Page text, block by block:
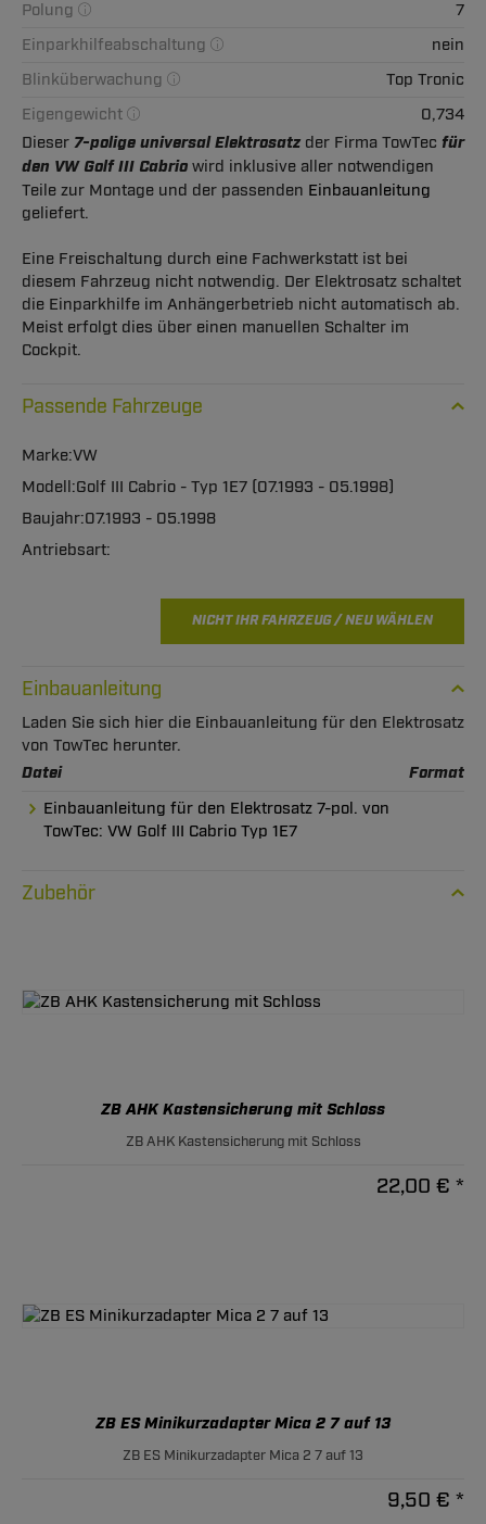
Polung
7
Einparkhilfeabschaltung
nein
Blinküberwachung
Top Tronic
Eigengewicht
0,734
Dieser 7-polige universal Elektrosatz der Firma TowTec für
den VW Golf III Cabrio wird inklusive aller notwendigen
Teile zur Montage und der passenden Einbauanleitung
geliefert.
Eine Freischaltung durch eine Fachwerkstatt ist bei
diesem Fahrzeug nicht notwendig. Der Elektrosatz schaltet
die Einparkhilfe im Anhängerbetrieb nicht automatisch ab.
Meist erfolgt dies über einen manuellen Schalter im
Cockpit.
Passende Fahrzeuge
VW
Golf III Cabrio - Typ 1E7 (07.1993 - 05.1998)
07.1993 - 05.1998
NICHT IHR FAHRZEUG / NEU WÄHLEN
Einbauanleitung
Laden Sie sich hier die Einbauanleitung für den Elektrosatz
von TowTec herunter.
Datei Format
Einbauanleitung für den Elektrosatz 7-pol. von
TowTec: VW Golf III Cabrio Typ 1E7
Zubehör
ZB AHK Kastensicherung mit Schloss
ZB AHK Kastensicherung mit Schloss
22,00 € *
ZB ES Minikurzadapter Mica 2 7 auf 13
ZB ES Minikurzadapter Mica 2 7 auf 13
9,50 € *